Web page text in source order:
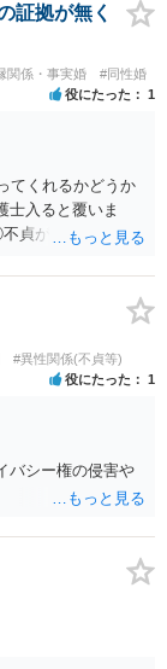
証拠が無く
関係・事実婚 #同性婚
役にたった 1
てくれるかどうか
士入ると覆いま
貞が認められない
れませんが、離婚
ば）、慰謝料など
#異性関係(不貞等)
役にたった 1
バシー権の侵害や